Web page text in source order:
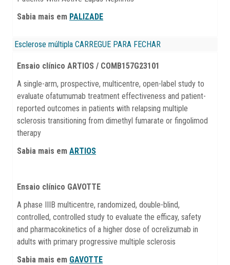
Sabia mais em PALIZADE
Esclerose múltipla CARREGUE PARA FECHAR
Ensaio clínico ARTIOS / COMB157G23101
A single-arm, prospective, multicentre, open-label study to
evaluate ofatumumab treatment effectiveness and patient-
reported outcomes in patients with relapsing multiple
sclerosis transitioning from dimethyl fumarate or fingolimod
therapy
Sabia mais emARTIOS
Ensaio clínico GAVOTTE
A phase IIIB multicentre, randomized, double-blind,
controlled, controlled study to evaluate the efficay, safety
and pharmacokinetics of a higher dose of ocrelizumab in
adults with primary progressive multiple sclerosis
Sabia mais em GAVOTTE